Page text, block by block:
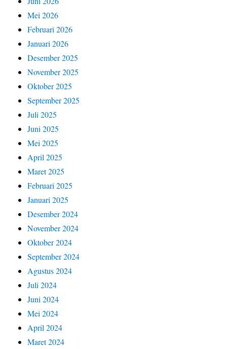
Mei 2026
Februari 2026
Januari 2026
Desember 2025
November 2025
Oktober 2025
September 2025
Juli 2025
Juni 2025
Mei 2025
April 2025
Maret 2025
Februari 2025
Januari 2025
Desember 2024
November 2024
Oktober 2024
September 2024
Agustus 2024
Juli 2024
Juni 2024
Mei 2024
April 2024
Maret 2024